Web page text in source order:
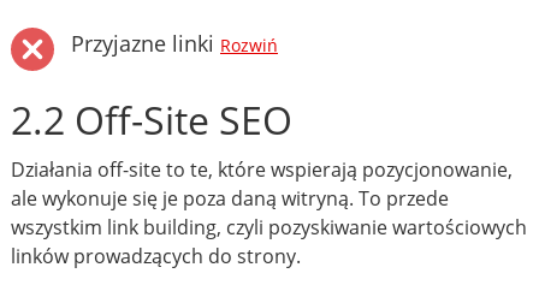
Przyjazne linki Rozwiń
2.2 Off-Site SEO
Działania off-site to te, które wspierają pozycjonowanie,
ale wykonuje się je poza daną witryną. To przede
wszystkim link building, czyli pozyskiwanie wartościowych
linków prowadzących do strony.